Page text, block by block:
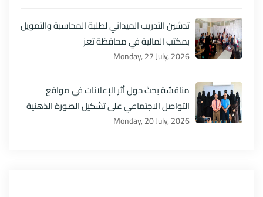
تدشين التدريب الميداني لطلبة المحاسبة والتمويل
بمكتب المالية في محافظة تعز
Monday, 27 July, 2026
مناقشة بحث حول أثر الإعلانات في مواقع
التواصل الاجتماعي على تشكيل الصورة الذهنية
Monday, 20 July, 2026